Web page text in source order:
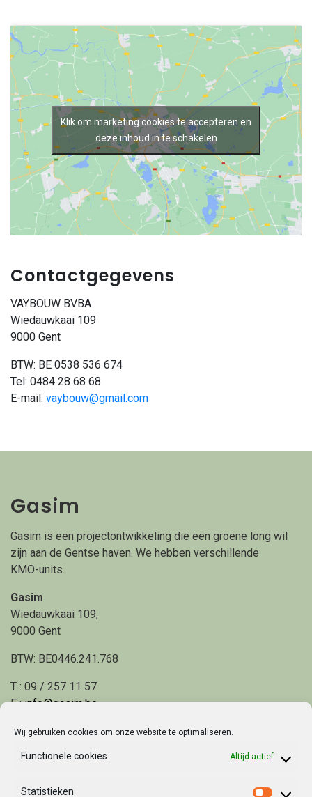
Wij gebruiken cookies om onze website te optimaliseren.
Functionele cookies Altijd actief
Statistieken
Klik om marketing cookies te accepteren en
deze inhoud in te schakelen
Contactgegevens
VAYBOUW BVBA
Wiedauwkaai 109
9000 Gent
BTW: BE 0538 536 674
Tel: 0484 28 68 68
E-mail: vaybouw@gmail.com
Gasim
Gasim is een projectontwikkeling die een groene long wil
zijn aan de Gentse haven. We hebben verschillende
KMO-units.
Gasim
Wiedauwkaai 109,
9000 Gent
BTW: BE0446.241.768
T : 09 / 257 11 57
E :info@gasim.be
Locatie en mobiliteit